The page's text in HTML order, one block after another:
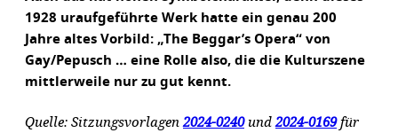
1928 uraufgeführte Werk hatte ein genau 200
Jahre altes Vorbild: „The Beggar’s Opera“ von
Gay/Pepusch … eine Rolle also, die die Kulturszene
mittlerweile nur zu gut kennt.
Quelle: Sitzungsvorlagen2024-0240und2024-0169für